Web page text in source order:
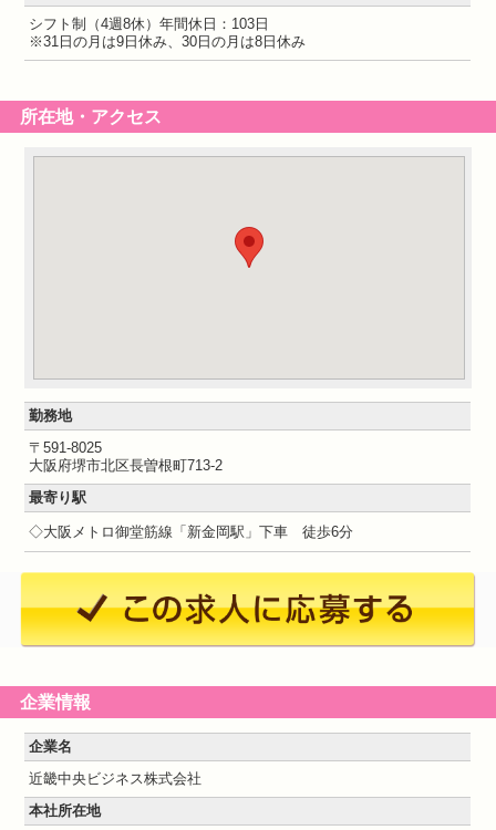
シフト制（4週8休）年間休日：103日
※31日の月は9日休み、30日の月は8日休み
所在地・アクセス
勤務地
〒591-8025
大阪府堺市北区長曽根町713-2
最寄り駅
◇大阪メトロ御堂筋線「新金岡駅」下車 徒歩6分
企業情報
企業名
近畿中央ビジネス株式会社
本社所在地